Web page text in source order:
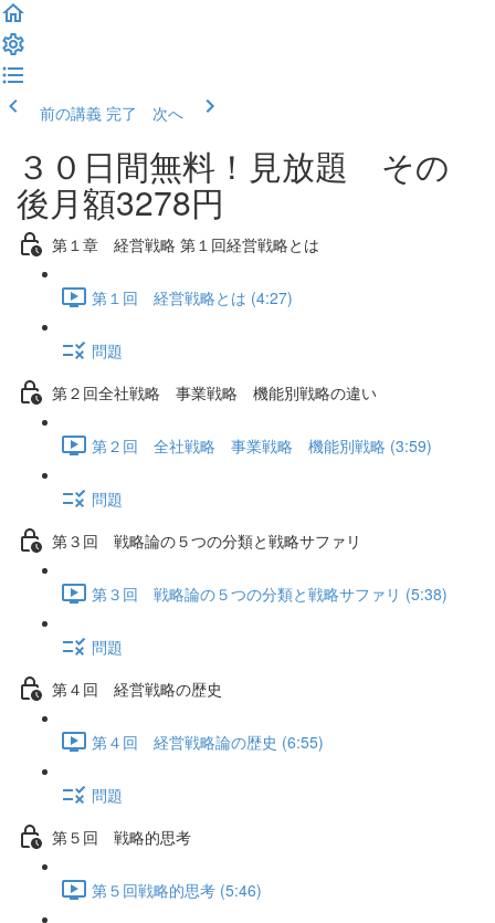
前の講義 完了 次へ
３０日間無料！見放題 その
後月額3278円
第１章 経営戦略 第１回経営戦略とは
第１回 経営戦略とは (4:27)
問題
第２回全社戦略 事業戦略 機能別戦略の違い
第２回 全社戦略 事業戦略 機能別戦略 (3:59)
問題
第３回 戦略論の５つの分類と戦略サファリ
第３回 戦略論の５つの分類と戦略サファリ (5:38)
問題
第４回 経営戦略の歴史
第４回 経営戦略論の歴史 (6:55)
問題
第５回 戦略的思考
第５回戦略的思考 (5:46)